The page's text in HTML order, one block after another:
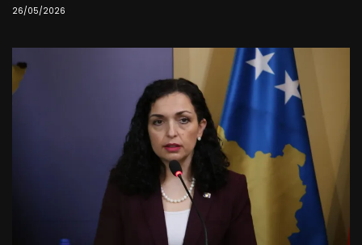
26/05/2026